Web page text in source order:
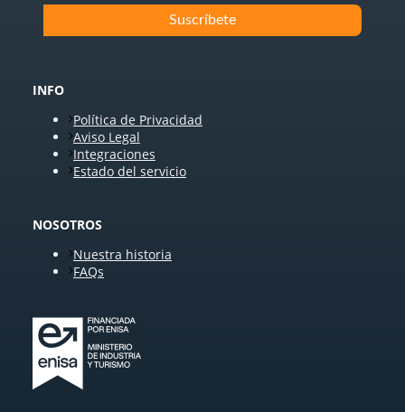
INFO
Política de Privacidad
Aviso Legal
Integraciones
Estado del servicio
NOSOTROS
Nuestra historia
FAQs